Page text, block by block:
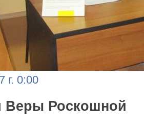
г. 0:00
Веры Роскошной